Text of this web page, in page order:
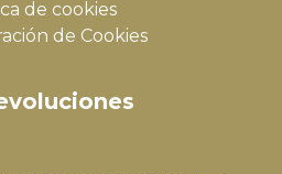
de cookies
de Cookies